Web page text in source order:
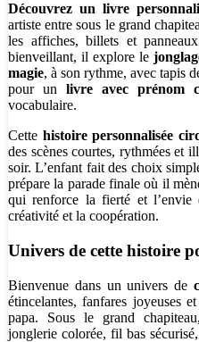
Découvrez un livre
artiste entre sous le grand
les affiches, billets et
bienveillant, il explore le
magie, à son rythme, avec tapis
pour un livre avec prénom
vocabulaire.
Cette histoire personnalisée
des scènes courtes, rythmées et
soir. L’enfant fait des choix
prépare la parade finale où il
qui renforce la fierté et l’envie
créativité et la coopération.
Univers de cette histoire
Bienvenue dans un univers de
étincelantes, fanfares joyeuses
papa. Sous le grand
jonglerie colorée, fil bas